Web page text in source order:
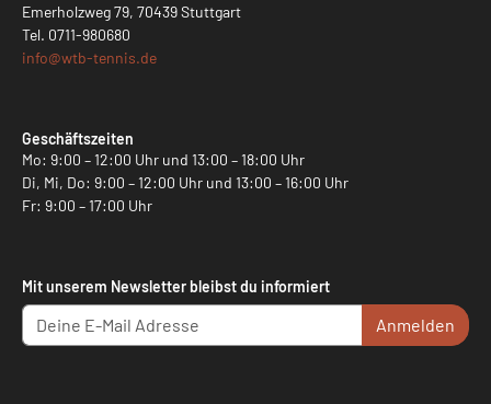
Emerholzweg 79, 70439 Stuttgart
Tel. 0711-980680
info@wtb-tennis.de
Geschäftszeiten
Mo: 9:00 – 12:00 Uhr und 13:00 – 18:00 Uhr
Di, Mi, Do: 9:00 – 12:00 Uhr und 13:00 – 16:00 Uhr
Fr: 9:00 – 17:00 Uhr
Mit unserem Newsletter bleibst du informiert
Anmelden